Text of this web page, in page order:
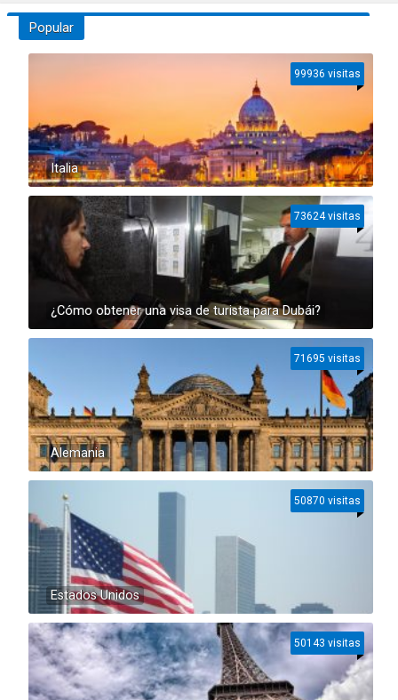
Popular
Italia
99936 visitas
¿Cómo obtener una visa de turista para Dubái?
73624 visitas
Alemania
71695 visitas
Estados Unidos
50870 visitas
50143 visitas